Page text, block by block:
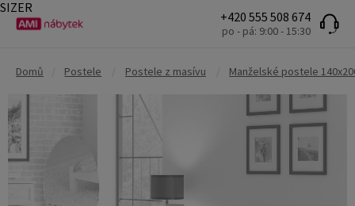
+420 555 508 674
po - pá: 9:00 - 15:30
Domů Postele Postele z masívu Manželské postele
SIZER